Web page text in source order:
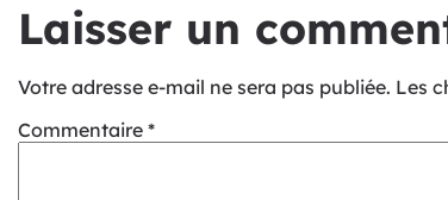
Laisser un
Votre adresse e-mail ne sera pas publiée. Les
Commentaire*